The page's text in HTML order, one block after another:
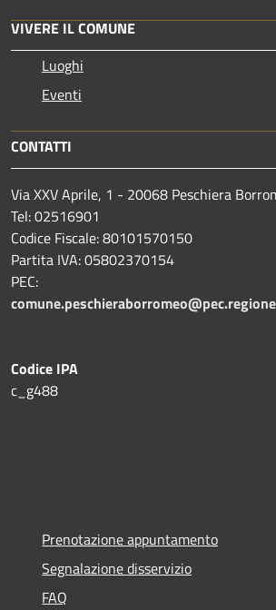
VIVERE IL COMUNE
Luoghi
Eventi
CONTATTI
Via XXV Aprile, 1 - 20068 Peschiera
Tel: 02516901
Codice Fiscale: 80101570150
Partita IVA: 05802370154
PEC:
Codice IPA
c_g488
Prenotazione appuntamento
Segnalazione disservizio
FAQ